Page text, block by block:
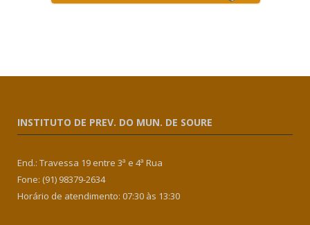
INSTITUTO DE PREV. DO MUN. DE SOURE
End.: Travessa 19 entre 3ª e 4ª Rua
Fone: (91) 98379-2634
Horário de atendimento: 07:30 às 13:30